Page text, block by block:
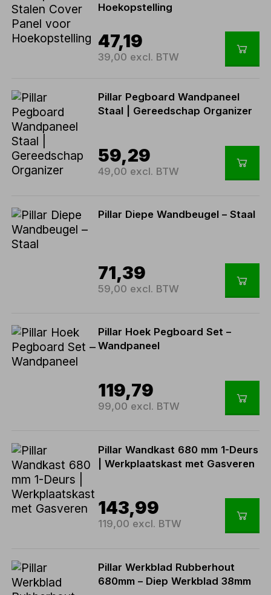
Hoekopstelling
47,19
39,00 excl. BTW
Pillar Pegboard Wandpaneel
Staal | Gereedschap Organizer
59,29
49,00 excl. BTW
Pillar Diepe Wandbeugel – Staal
71,39
59,00 excl. BTW
Pillar Hoek Pegboard Set –
Wandpaneel
119,79
99,00 excl. BTW
Pillar Wandkast 680 mm 1-Deurs
| Werkplaatskast met Gasveren
143,99
119,00 excl. BTW
Pillar Werkblad Rubberhout
680mm – Diep Werkblad 38mm